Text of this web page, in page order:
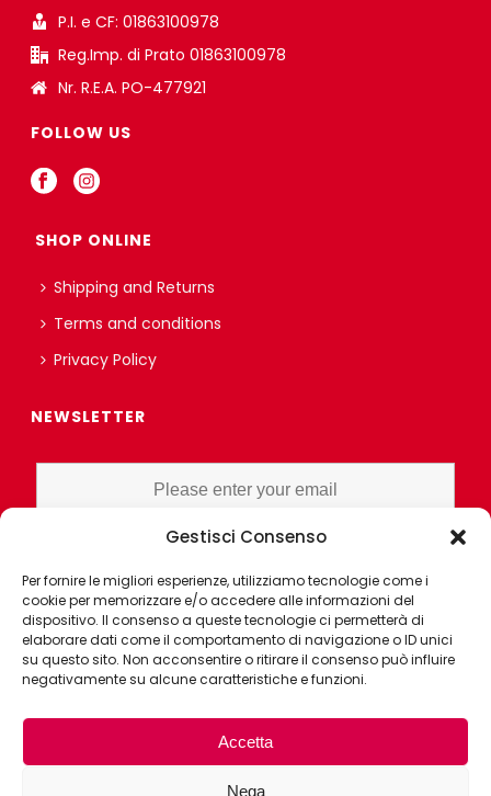
Gestisci Consenso
Per fornire le migliori esperienze, utilizziamo tecnologie come i
cookie per memorizzare e/o accedere alle informazioni del
dispositivo. Il consenso a queste tecnologie ci permetterà di
elaborare dati come il comportamento di navigazione o ID unici
su questo sito. Non acconsentire o ritirare il consenso può influire
negativamente su alcune caratteristiche e funzioni.
Accetta
Nega
P.I. e CF: 01863100978
Reg.Imp. di Prato 01863100978
Nr. R.E.A. PO-477921
FOLLOW US
SHOP ONLINE
Shipping and Returns
Terms and conditions
Privacy Policy
NEWSLETTER
THE REGULATION AND GRANT CONSENT FOR PROFILING OR
MARKET RESEARCH PURPOSES ALSO WITH THE AID OF
ELECTRONIC INSTRUMENTS, AIMED AT ANALYZING HABITS OR
CONSUMER CHOICES OF THE INTERESTED PARTY